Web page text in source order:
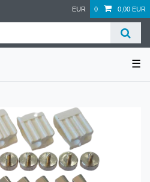
EUR 0 0,00 EUR
☰